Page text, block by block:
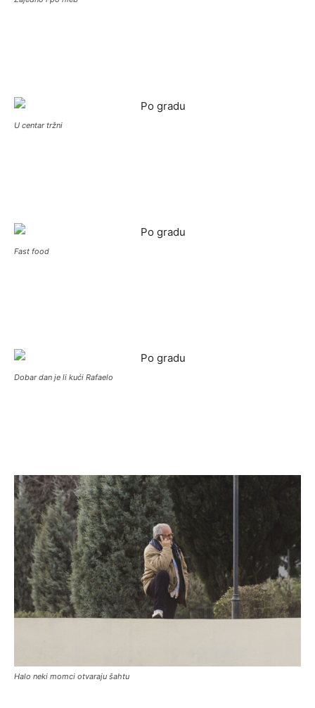
U centar tržni
Fast food
Dobar dan je li kući Rafaelo
Halo neki momci otvaraju šahtu